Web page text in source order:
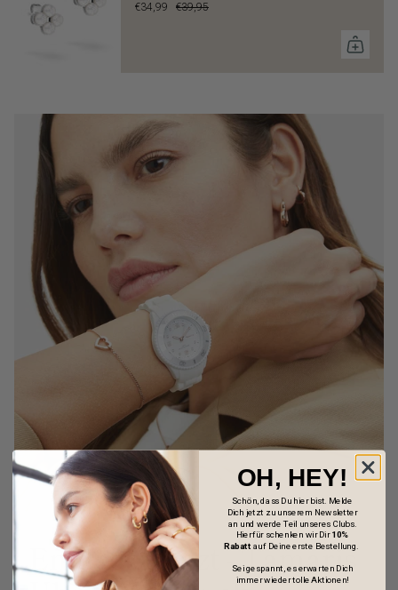
€34,99 €39,95
Entdecke jetzt - Tamaris
OH, HEY!
Schön, dass Du hier bist. Melde
Dich jetzt zu unserem Newsletter
an und werde Teil unseres Clubs.
Hierfür schenken wir Dir10%
Rabatt auf Deine erste Bestellung.
Sei gespannt, es erwarten Dich
immer wieder tolle Aktionen!